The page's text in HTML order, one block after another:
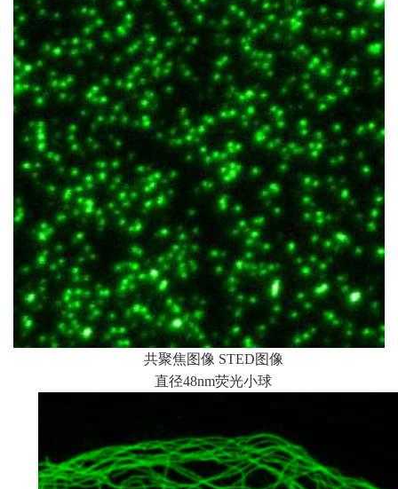
共聚焦图像 STED图像
直径48nm荧光小球